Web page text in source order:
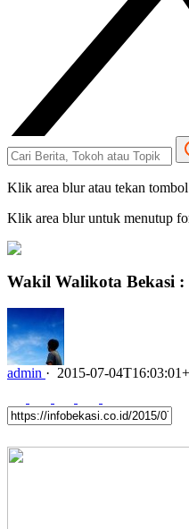
Klik area blur atau tekan tombol
Klik area blur untuk menutup
Wakil Walikota Bekasi
admin · 2015-07-